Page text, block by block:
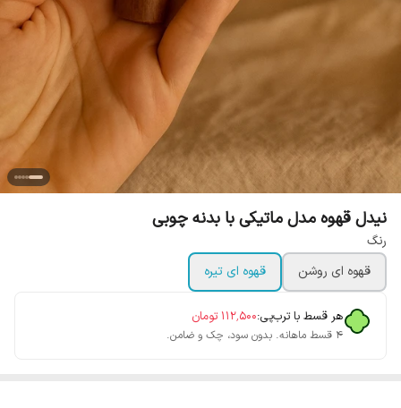
نیدل قهوه مدل ماتیکی با بدنه چوبی
رنگ
قهوه ای روشن
قهوه ای تیره
هر قسط با ترب‌پی:۱۱۲٬۵۰۰ تومان
۴ قسط ماهانه. بدون سود، چک و ضامن.